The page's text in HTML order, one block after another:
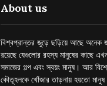
About us
বিশ্বপ্রান্তর জুড়ে ছড়িয়ে আছে অনেক
রয়েছে যেগুলোর রহস্য মানুষের কাছে
সমাজের গল্প এবং স্বয়ং মানুষ। আর
কৌতূহলকে খোঁজার তাড়নায় হয়তো